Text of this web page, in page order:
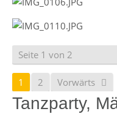
Seite 1 von 2
1 2 Vorwärts
Tanzparty,